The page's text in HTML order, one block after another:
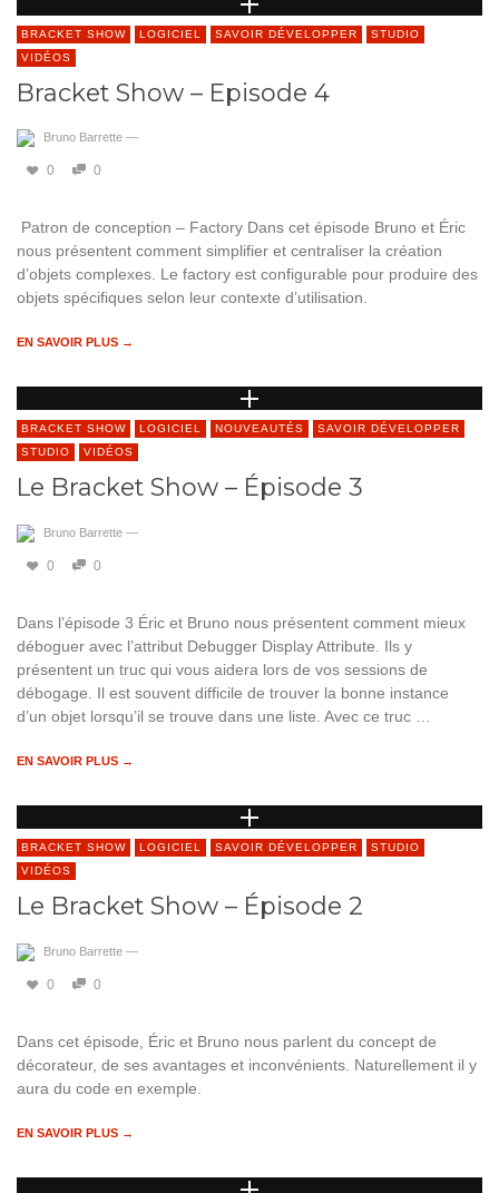
BRACKET SHOW LOGICIEL SAVOIR DÉVELOPPER
STUDIO
VIDÉOS
Bracket Show – Episode 4
Bruno Barrette —
0 0
Patron de conception – Factory Dans cet épisode Bruno et Éric
nous présentent comment simplifier et centraliser la création
d’objets complexes. Le factory est configurable pour produire des
objets spécifiques selon leur contexte d’utilisation.
EN SAVOIR PLUS →
BRACKET SHOW LOGICIEL NOUVEAUTÉS
SAVOIR DÉVELOPPER
STUDIO
VIDÉOS
Le Bracket Show – Épisode 3
Bruno Barrette —
0 0
Dans l’épisode 3 Éric et Bruno nous présentent comment mieux
déboguer avec l’attribut Debugger Display Attribute. Ils y
présentent un truc qui vous aidera lors de vos sessions de
débogage. Il est souvent difficile de trouver la bonne instance
d’un objet lorsqu’il se trouve dans une liste. Avec ce truc …
EN SAVOIR PLUS →
BRACKET SHOW LOGICIEL SAVOIR DÉVELOPPER
STUDIO
VIDÉOS
Le Bracket Show – Épisode 2
Bruno Barrette —
0 0
Dans cet épisode, Éric et Bruno nous parlent du concept de
décorateur, de ses avantages et inconvénients. Naturellement il y
aura du code en exemple.
EN SAVOIR PLUS →